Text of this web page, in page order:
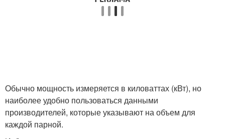
Обычно мощность измеряется в киловаттах (кВт), но
наиболее удобно пользоваться данными
производителей, которые указывают на объем для
каждой парной.